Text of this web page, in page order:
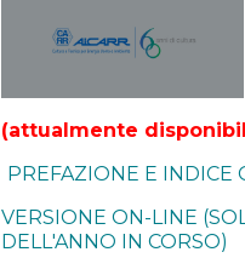
(attualmente
PREFAZIONE E INDICE
VERSIONE ON-LINE
DELL'ANNO IN CORSO)